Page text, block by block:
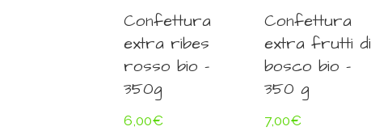
Confettura
extra ribes
rosso bio –
350g
6,00€
Confettura
extra frutti di
bosco bio –
350 g
7,00€